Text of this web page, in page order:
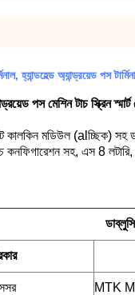
হ্যান্ডহেল্ড অ্যান্ড্রয়েড পস
পস মেশিন টাচ স্ক্রিন স্মার্ট
কালকিন মডিউল (alচ্ছিক)
কনফিগারেশন সহ, এস 8
MTK